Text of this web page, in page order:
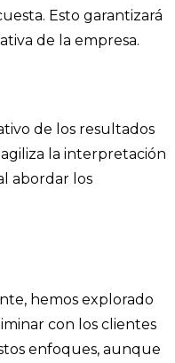
Esto garantizará
de la empresa.
de los resultados
la interpretación
abordar los
hemos explorado
con los clientes
enfoques, aunque